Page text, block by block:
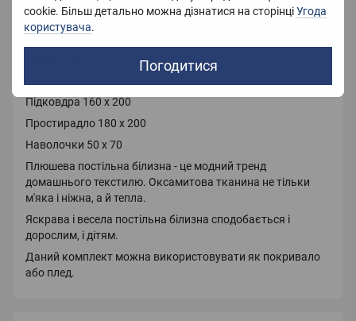
cookie. Більш детально можна дізнатися на сторінціУгода
користувача.
Погодитися
Підковдра 200 х 220
Простирадло 240 х 220
Підковдра 160 х 200
Простирадло 180 х 200
Наволочки 50 х 70
Плюшева постільна білизна - це модний тренд
домашнього текстилю. Оксамитова тканина не тільки
м'яка і ніжна, а й тепла.
Яскрава і весела постільна білизна сподобається і
дорослим, і дітям.
Даний комплект можна використовувати як покривало
або плед.